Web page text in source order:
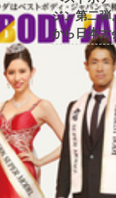
ジン第二弾
から日本大